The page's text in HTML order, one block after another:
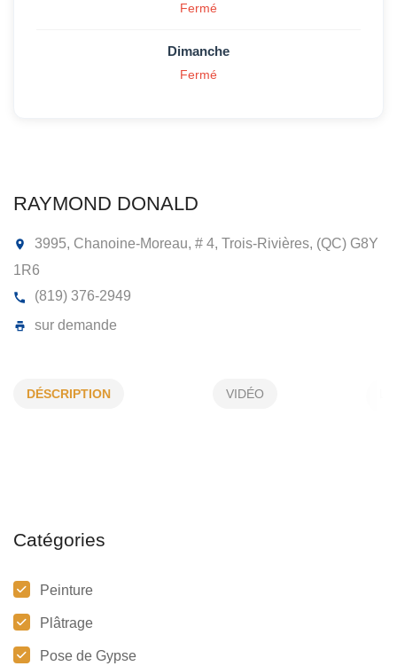
RAYMOND DONALD
DÉSCRIPTION VIDÉO
Catégories
Peinture
Plâtrage
Pose de Gypse
Fermé
Dimanche
Fermé